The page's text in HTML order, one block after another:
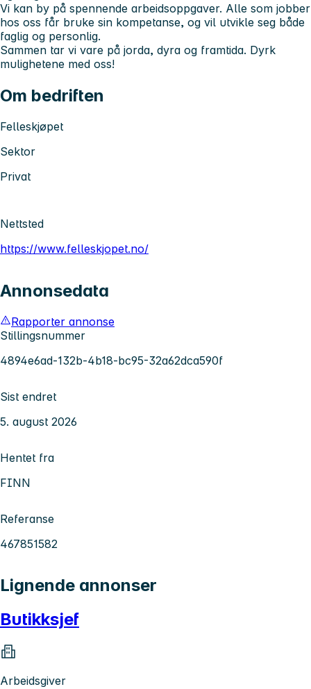
Vi kan by på spennende arbeidsoppgaver. Alle som jobber
hos oss får bruke sin kompetanse, og vil utvikle seg både
faglig og personlig.
Sammen tar vi vare på jorda, dyra og framtida. Dyrk
mulighetene med oss!
Om bedriften
Felleskjøpet
Sektor
Privat
Nettsted
https://www.felleskjopet.no/
Annonsedata
Rapporter annonse
Stillingsnummer
4894e6ad-132b-4b18-bc95-32a62dca590f
Sist endret
5. august 2026
Hentet fra
FINN
Referanse
467851582
Lignende annonser
Butikksjef
Arbeidsgiver